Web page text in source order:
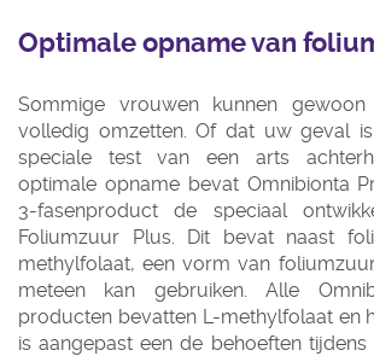
Optimale opname van
Sommige vrouwen kunnen
volledig omzetten. Of dat uw geval
speciale test van een arts
optimale opname bevat Omnibionta
3-fasenproduct de speciaal
Foliumzuur Plus. Dit bevat naast
methylfolaat, een vorm van
meteen kan gebruiken. Alle
producten bevatten L-methylfolaat en
is aangepast een de behoeften